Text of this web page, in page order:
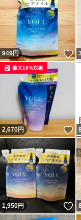
949円
2,670円
最大10%対象
1,950円